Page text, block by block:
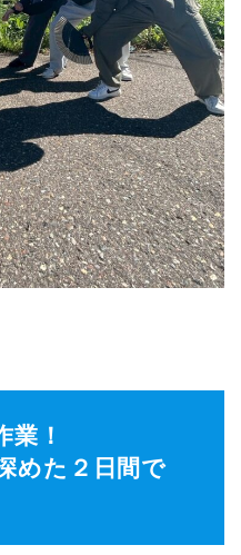
業！
めた２日間で